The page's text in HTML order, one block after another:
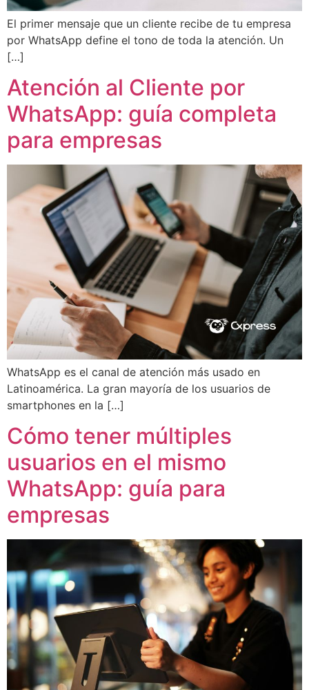
El primer mensaje que un cliente recibe de tu empresa
por WhatsApp define el tono de toda la atención. Un
[…]
Atención al Cliente por
WhatsApp: guía completa
para empresas
WhatsApp es el canal de atención más usado en
Latinoamérica. La gran mayoría de los usuarios de
smartphones en la […]
Cómo tener múltiples
usuarios en el mismo
WhatsApp: guía para
empresas